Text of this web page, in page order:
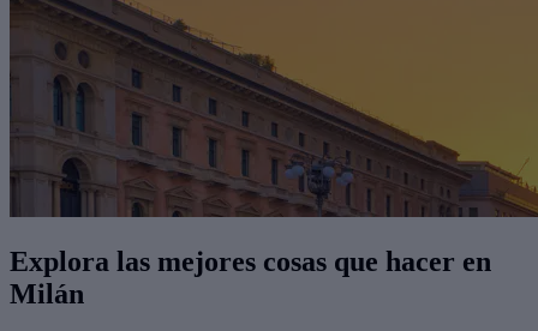
Explora las mejores cosas que hacer en
Milán